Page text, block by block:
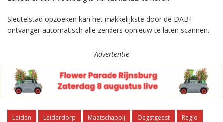
Sleutelstad opzoeken kan het makkelijkste door de DAB+
ontvanger automatisch alle zenders opnieuw te laten scannen.
Advertentie
Leiden Leiderdorp Maatschappij Oegstgeest
Regio